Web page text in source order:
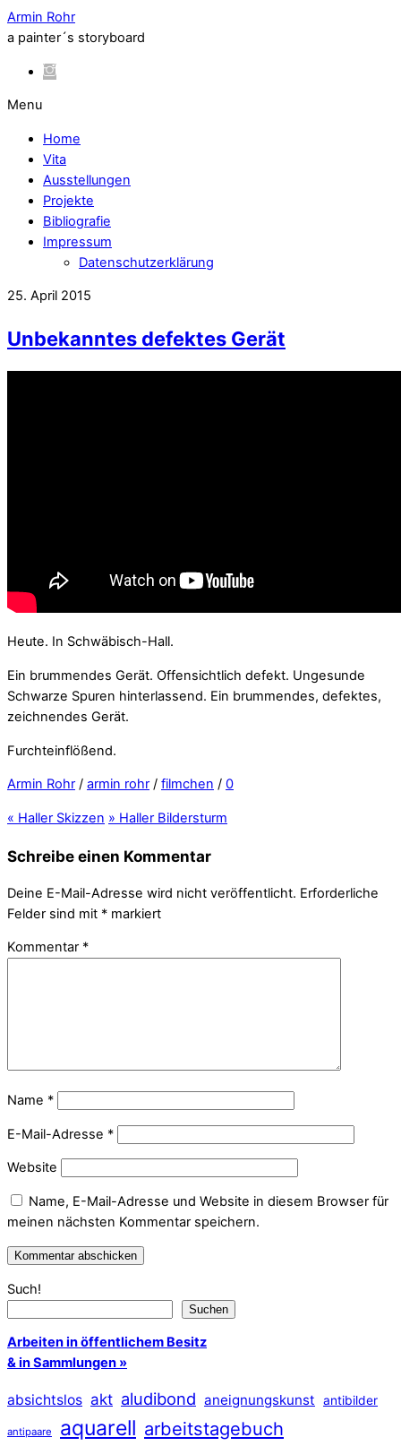
Armin Rohr
a painter´s storyboard
Menu
Home
Vita
Ausstellungen
Projekte
Bibliografie
Impressum
Datenschutzerklärung
25. April 2015
Unbekanntes defektes Gerät
Heute. In Schwäbisch-Hall.
Ein brummendes Gerät. Offensichtlich defekt. Ungesunde
Schwarze Spuren hinterlassend. Ein brummendes, defektes,
zeichnendes Gerät.
Furchteinflößend.
Armin Rohr / armin rohr / filmchen / 0
« Haller Skizzen » Haller Bildersturm
Schreibe einen Kommentar
Deine E-Mail-Adresse wird nicht veröffentlicht. Erforderliche
Felder sind mit * markiert
Kommentar *
Name *
E-Mail-Adresse *
Website
Name, E-Mail-Adresse und Website in diesem Browser für
meinen nächsten Kommentar speichern.
Such!
Suchen
Arbeiten in öffentlichem Besitz
& in Sammlungen »
absichtslos akt aludibond aneignungskunst antibilder
antipaare aquarell arbeitstagebuch